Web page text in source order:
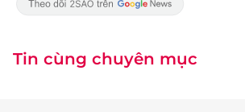
Tin cùng chuyên mục